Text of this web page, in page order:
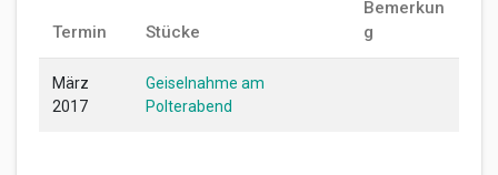
Termin Stücke
Bemerkun
g
März
2017
Geiselnahme am
Polterabend